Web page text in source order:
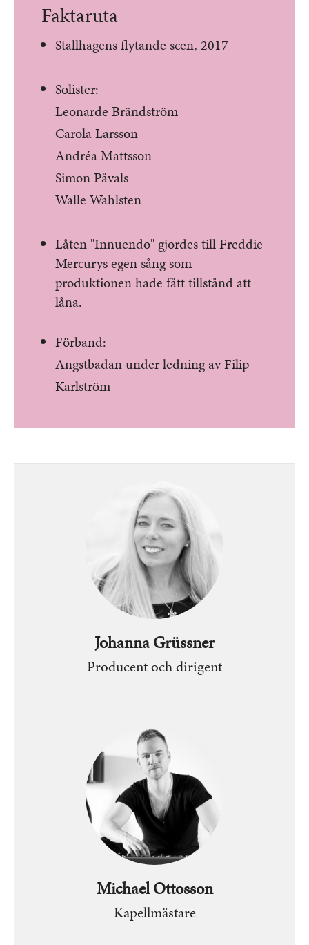
Faktaruta
Stallhagens flytande scen, 2017
Solister:
Leonarde Brändström
Carola Larsson
Andréa Mattsson
Simon Påvals
Walle Wahlsten
Låten "Innuendo" gjordes till Freddie
Mercurys egen sång som
produktionen hade fått tillstånd att
låna.
Förband:
Angstbadan under ledning av Filip
Karlström
Johanna Grüssner
Producent och dirigent
Michael Ottosson
Kapellmästare